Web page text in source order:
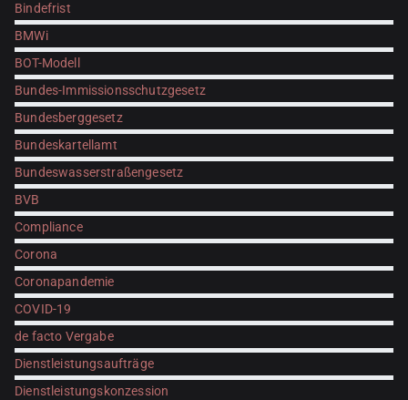
Bindefrist
BMWi
BOT-Modell
Bundes-Immissionsschutzgesetz
Bundesberggesetz
Bundeskartellamt
Bundeswasserstraßengesetz
BVB
Compliance
Corona
Coronapandemie
COVID-19
de facto Vergabe
Dienstleistungsaufträge
Dienstleistungskonzession